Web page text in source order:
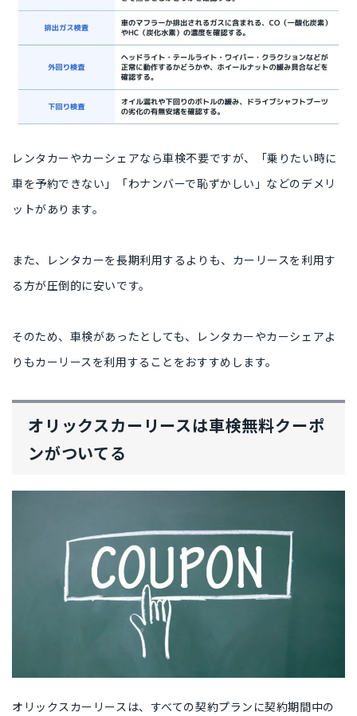
レンタカーやカーシェアなら車検不要ですが、「乗りたい時に
車を予約できない」「わナンバーで恥ずかしい」などのデメリ
ットがあります。
また、レンタカーを長期利用するよりも、カーリースを利用す
る方が圧倒的に安いです。
そのため、車検があったとしても、レンタカーやカーシェアよ
りもカーリースを利用することをおすすめします。
オリックスカーリースは車検無料クーポ
ンがついてる
オリックスカーリースは、すべての契約プランに契約期間中の